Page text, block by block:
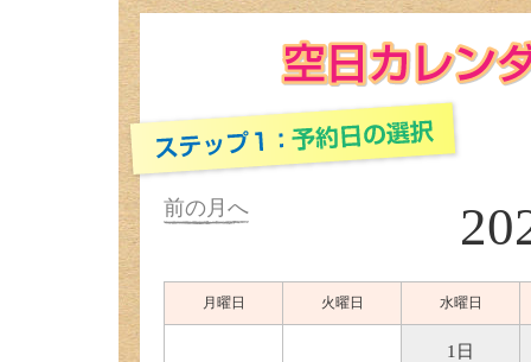
前の月へ
月曜日 火曜日 水曜日
1日